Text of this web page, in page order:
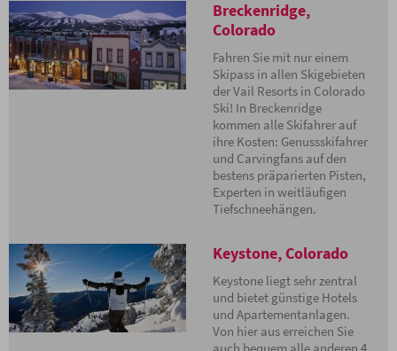
Vail hat neben
undWhistler
wohl das beste internationale
Renommé unter den nordamerikanischen Skiresorts. Und das nicht
ohne Grund – Sie können hier täglich zwischen 5 verschiedenen
Skigebieten wählen, die mit einem einzigen Skipass zugänglich sind:
Vail,Beaver Creek,Keystone,Breckenridgeund A-Basin. Es warten
insgesamt über 500 Pistenkilometer und mehr als 600 Abfahrten auf
Sie. Weitläufige Tiefschneehänge, knifflige Buckelpisten,
hervorragend präparierte Abfahrten zum Carven, traumhafte
Waldabfahrten, steile Rinnen und Funparks – sowohl für
Snowboarder als auch für Skifahrer bleiben in den Vail Resorts keine
Vail selbst ist ein Skigebiet der Superlative, das durch sein
internationales Flair besticht. 40% der Pisten fallen unter den
Möglichkeiten, auf den breiten Abfahrten ihre Schwünge zu
perfektionieren.
Breckenridge,
Colorado
Fahren Sie mit nur einem
Skipass in allen Skigebieten
der Vail Resorts in Colorado
Ski! In Breckenridge
kommen alle Skifahrer auf
ihre Kosten: Genussskifahrer
und Carvingfans auf den
bestens präparierten Pisten,
Experten in weitläufigen
Tiefschneehängen.
Keystone, Colorado
Keystone liegt sehr zentral
und bietet günstige Hotels
und Apartementanlagen.
Von hier aus erreichen Sie